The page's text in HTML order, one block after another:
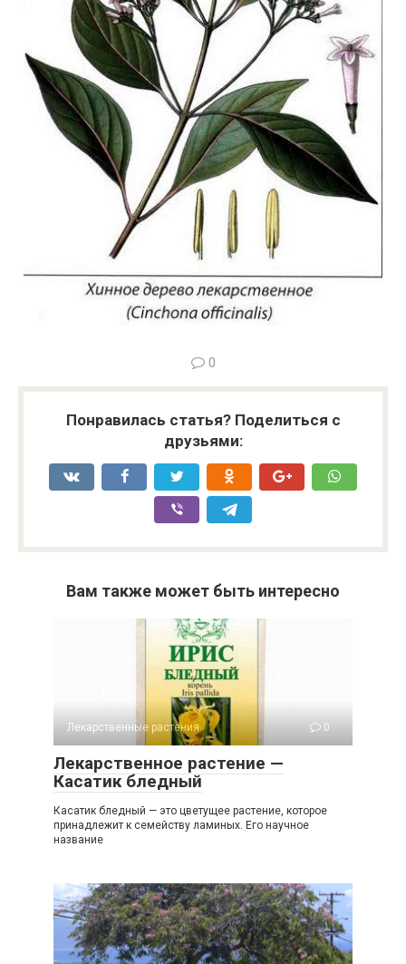
0
Понравилась статья? Поделиться с
друзьями:
Вам также может быть интересно
Лекарственные растения 0
Лекарственное растение —
Касатик бледный
Касатик бледный — это цветущее растение, которое
принадлежит к семейству ламиных. Его научное
название